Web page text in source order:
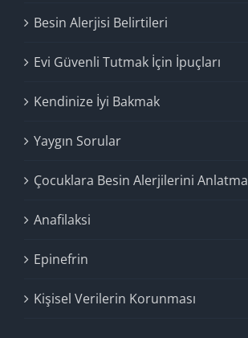
Besin Alerjisi Belirtileri
Evi Güvenli Tutmak İçin İpuçları
Kendinize İyi Bakmak
Yaygın Sorular
Çocuklara Besin Alerjilerini Anlatma
Anafilaksi
Epinefrin
Kişisel Verilerin Korunması